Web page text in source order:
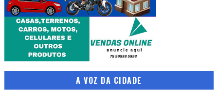
A VOZ DA CIDADE